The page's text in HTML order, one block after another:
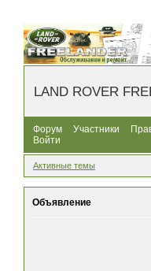
LAND ROVER
Форум Участники
Войти
Активные темы
Объявление